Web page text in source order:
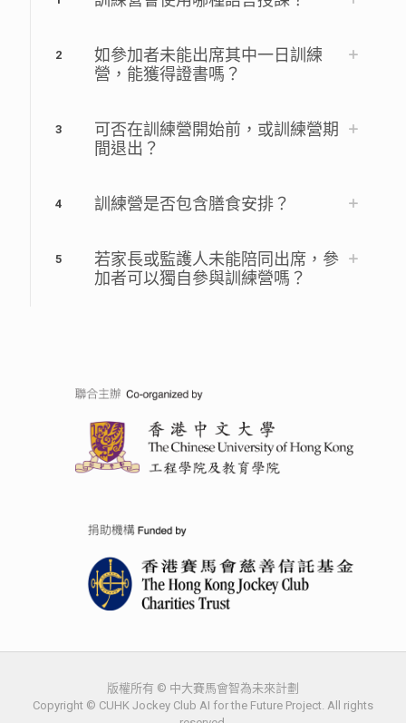
2
如參加者未能出席其中一日訓練
營，能獲得證書嗎？
3
可否在訓練營開始前，或訓練營期
間退出？
4 訓練營是否包含膳食安排？
5
若家長或監護人未能陪同出席，參
加者可以獨自參與訓練營嗎？
版權所有 © 中大賽馬會智為未來計劃
Copyright © CUHK Jockey Club AI for the Future Project. All rights